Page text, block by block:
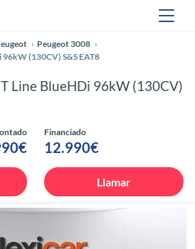
Peugeot 3008
(130CV) S&S EAT8
Line BlueHDi 96kW (130CV)
Financiado
12.990€
Llamar